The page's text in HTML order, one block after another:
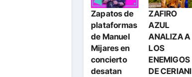
Zapatos de
plataformas
de Manuel
Mijares en
concierto
desatan
ZAFIRO
AZUL
ANALIZA A
LOS
ENEMIGOS
DE CERIANI